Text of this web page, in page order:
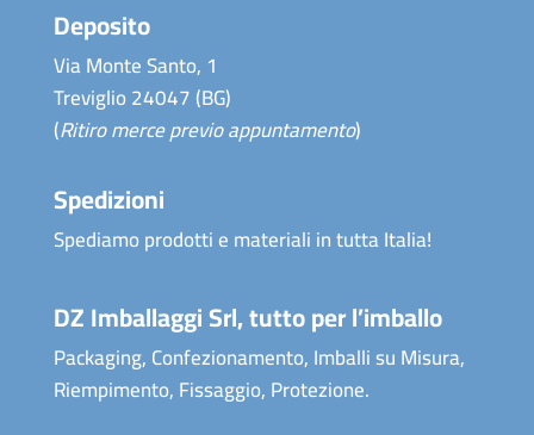
Deposito
Via Monte Santo, 1
Treviglio 24047 (BG)
(Ritiro merce previo appuntamento)
Spedizioni
Spediamo prodotti e materiali in tutta Italia!
DZ Imballaggi Srl, tutto per l’imballo
Packaging, Confezionamento, Imballi su Misura,
Riempimento, Fissaggio, Protezione.